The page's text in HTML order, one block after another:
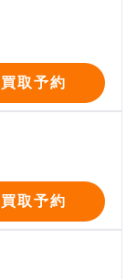
買取予約
買取予約